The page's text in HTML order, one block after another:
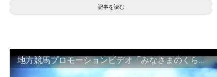
記事を読む
地方競馬プロモーションビデオ「みなさまのくらしのために」30秒篇｜NAR公式